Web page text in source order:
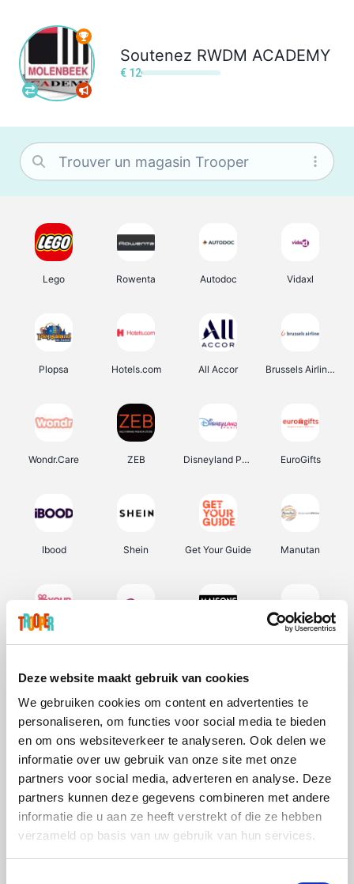
Deze website maakt gebruik van cookies
We gebruiken cookies om content en advertenties te
personaliseren, om functies voor social media te bieden
en om ons websiteverkeer te analyseren. Ook delen we
informatie over uw gebruik van onze site met onze
partners voor social media, adverteren en analyse. Deze
partners kunnen deze gegevens combineren met andere
informatie die u aan ze heeft verstrekt of die ze hebben
verzameld op basis van uw gebruik van hun services.
Soutenez RWDM ACADEMY
€ 12
Lego Rowenta Autodoc Vidaxl
Plopsa Hotels.com All Accor Brussels Airlines
Wondr.Care ZEB Disneyland Paris EuroGifts
Ibood Shein Get Your Guide Manutan
Weekendesk Sarenza Schiesser Interhome